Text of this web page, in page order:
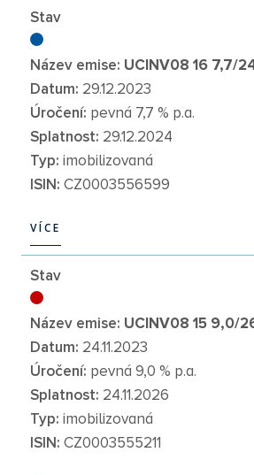
Stav
Název emise: UCINV08 16 7,7/
Datum: 29.12.2023
Úročení: pevná 7,7 % p.a.
Splatnost: 29.12.2024
Typ: imobilizovaná
ISIN: CZ0003556599
VÍCE
Stav
Název emise: UCINV08 15 9,0/
Datum: 24.11.2023
Úročení: pevná 9,0 % p.a.
Splatnost: 24.11.2026
Typ: imobilizovaná
ISIN: CZ0003555211